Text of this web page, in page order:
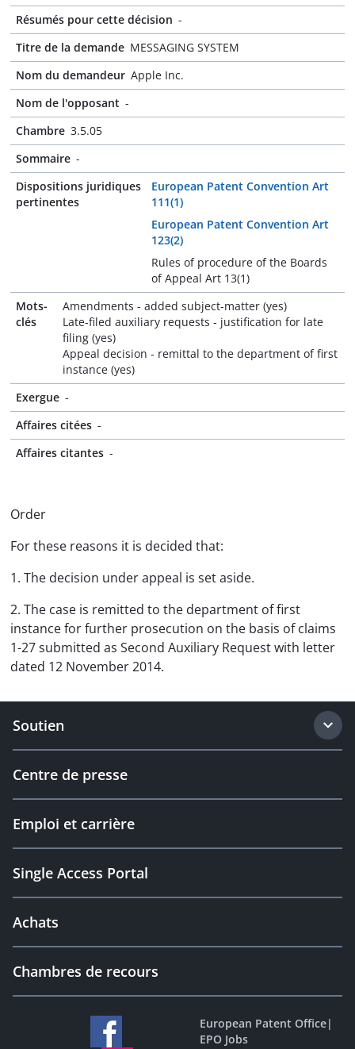
Résumés pour cette décision -
Titre de la demande MESSAGING SYSTEM
Nom du demandeur Apple Inc.
Nom de l'opposant -
Chambre 3.5.05
Sommaire -
Dispositions juridiques
pertinentes
European Patent Convention Art
111(1)
European Patent Convention Art
123(2)
Rules of procedure of the Boards
of Appeal Art 13(1)
Mots-
clés
Amendments - added subject-matter (yes)
Late-filed auxiliary requests - justification for late
filing (yes)
Appeal decision - remittal to the department of first
instance (yes)
Exergue -
Affaires citées -
Affaires citantes -
Order
For these reasons it is decided that:
1. The decision under appeal is set aside.
2. The case is remitted to the department of first
instance for further prosecution on the basis of claims
1-27 submitted as Second Auxiliary Request with letter
dated 12 November 2014.
Soutien
Centre de presse
Emploi et carrière
Single Access Portal
Achats
Chambres de recours
European Patent Office|
EPO Jobs